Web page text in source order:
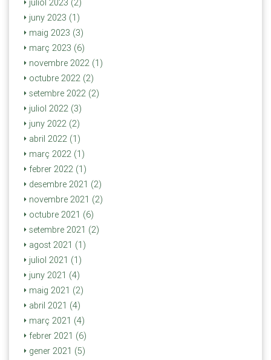
juliol 2023 (2)
juny 2023 (1)
maig 2023 (3)
març 2023 (6)
novembre 2022 (1)
octubre 2022 (2)
setembre 2022 (2)
juliol 2022 (3)
juny 2022 (2)
abril 2022 (1)
març 2022 (1)
febrer 2022 (1)
desembre 2021 (2)
novembre 2021 (2)
octubre 2021 (6)
setembre 2021 (2)
agost 2021 (1)
juliol 2021 (1)
juny 2021 (4)
maig 2021 (2)
abril 2021 (4)
març 2021 (4)
febrer 2021 (6)
gener 2021 (5)